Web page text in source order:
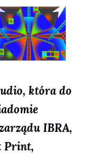
która do
IBRA,
Print,